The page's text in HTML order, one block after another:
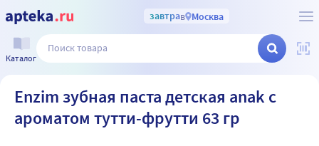
завтрав Москва
Каталог
Enzim зубная паста детская anak с
ароматом тутти-фрутти 63 гр